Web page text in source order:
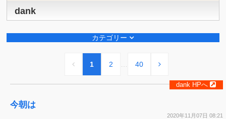
dank
カテゴリー
1 2 40
今朝は
dank HPへ
2020年11月07日 08:21